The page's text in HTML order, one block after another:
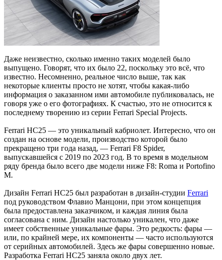
Даже неизвестно, сколько именно таких моделей было
выпущено. Говорят, что их было 22, поскольку это всё, что
известно. Несомненно, реальное число выше, так как
некоторые клиенты просто не хотят, чтобы какая-либо
информация о заказанном ими автомобиле публиковалась, не
говоря уже о его фотографиях. К счастью, это не относится к
последнему творению из серии Ferrari Special Projects.
Ferrari HC25 — это уникальный кабриолет. Интересно, что он
создан на основе модели, производство которой было
прекращено три года назад, — Ferrari F8 Spider,
выпускавшейся с 2019 по 2023 год. В то время в модельном
ряду бренда было всего две модели ниже F8: Roma и Portofino
M.
Дизайн Ferrari HC25 был разработан в дизайн-студии Ferrari
под руководством Флавио Манцони, при этом концепция
была предоставлена заказчиком, и каждая линия была
согласована с ним. Дизайн настолько уникален, что даже
имеет собственные уникальные фары. Это редкость: фары —
или, по крайней мере, их компоненты — часто используются
от серийных автомобилей. Здесь же фары совершенно новые.
Разработка Ferrari HC25 заняла около двух лет.